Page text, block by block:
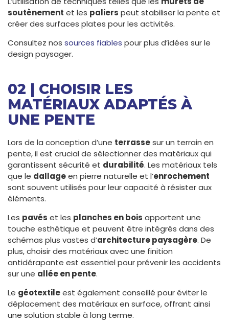
soutènement et les paliers peut stabiliser la pente et
créer des surfaces plates pour les activités.
Consultez nos sources fiables pour plus d’idées sur le
design paysager.
02 | CHOISIR LES
MATÉRIAUX ADAPTÉS À
UNE PENTE
Lors de la conception d’une terrassesur un terrain en
pente, il est crucial de sélectionner des matériaux qui
garantissent sécurité et durabilité. Les matériaux tels
que le dallageen pierre naturelle et l’enrochement
sont souvent utilisés pour leur capacité à résister aux
éléments.
Les pavés et les planches en bois apportent une
touche esthétique et peuvent être intégrés dans des
schémas plus vastes d’architecture paysagère. De
plus, choisir des matériaux avec une finition
antidérapante est essentiel pour prévenir les accidents
sur une allée en pente.
Le géotextileest également conseillé pour éviter le
déplacement des matériaux en surface, offrant ainsi
une solution stable à long terme.